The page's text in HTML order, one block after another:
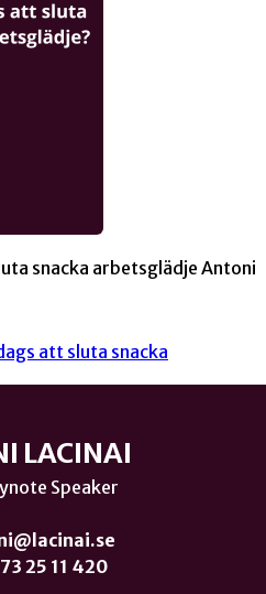
snacka arbetsglädje Antoni
att sluta snacka
LACINAI
Speaker
25 11 420